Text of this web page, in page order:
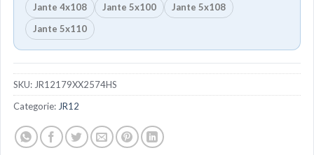
Jante 4x108
Jante 5x100
Jante 5x108
Jante 5x110
SKU: JR12179XX2574HS
Categorie: JR12